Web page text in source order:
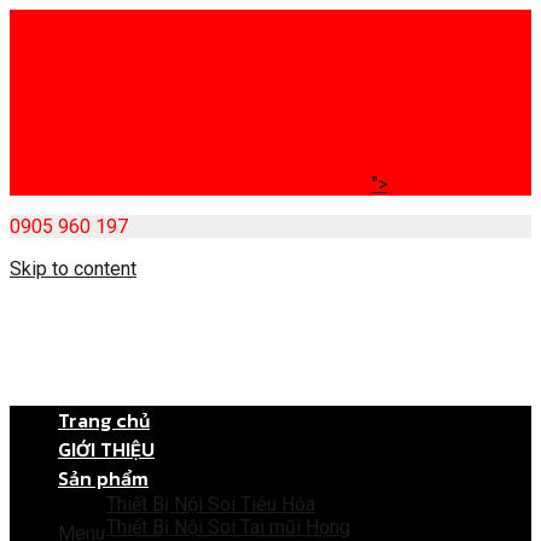
">
0905 960 197
Skip to content
Menu
Trang chủ
GIỚI THIỆU
Sản phẩm
Thiết Bị Nội Soi Tiêu Hóa
Thiết Bị Nội Soi Tai mũi Họng